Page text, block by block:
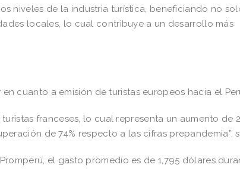
niveles de la industria turística, beneficiando no
locales, lo cual contribuye a un desarrollo más
cuanto a emisión de turistas europeos hacia el
franceses, lo cual representa un aumento de
de 74% respecto a las cifras prepandemia”,
el gasto promedio es de 1,795 dólares